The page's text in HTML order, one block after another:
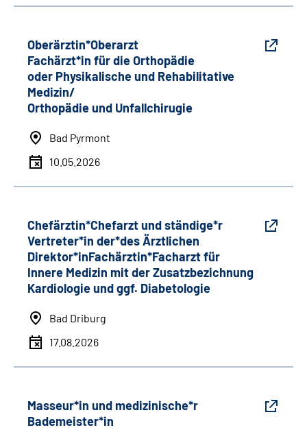
Oberärztin*Oberarzt
Fachärzt*in für die Orthopädie
oder Physikalische und Rehabilitative
Medizin/
Orthopädie und Unfallchirugie
Bad Pyrmont
10.05.2026
Chefärztin*Chefarzt und ständige*r
Vertreter*in der*des Ärztlichen
Direktor*inFachärztin*Facharzt für
Innere Medizin mit der Zusatzbezichnung
Kardiologie und ggf. Diabetologie
Bad Driburg
17.08.2026
Masseur*in und medizinische*r
Bademeister*in